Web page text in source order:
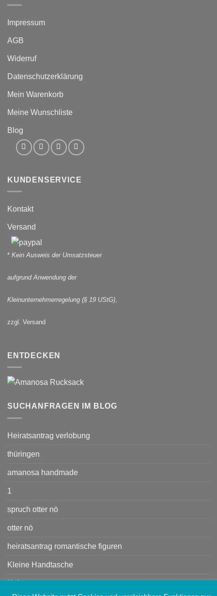
Impressum
AGB
Widerruf
Datenschutzerklärung
Mein Warenkorb
Meine Wunschliste
Blog
KUNDENSERVICE
Kontakt
Versand
* Kein Ausweis der Umsatzsteuer
aufgrund Anwendung der
Kleinunternehmerregelung (§ 19 UStG),
zzgl. Versand
ENTDECKEN
SUCHANFRAGEN IM BLOG
Heiratsantrag verlobung
thüringen
amanosa handmade
1
spruch otter nö
otter nö
heiratsantrag romantische figuren
Kleine Handtasche
Heiratsant rag